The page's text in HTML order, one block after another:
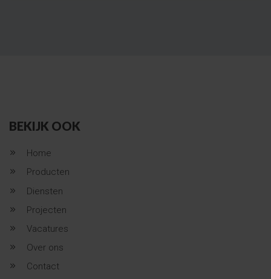
BEKIJK OOK
Home
Producten
Diensten
Projecten
Vacatures
Over ons
Contact